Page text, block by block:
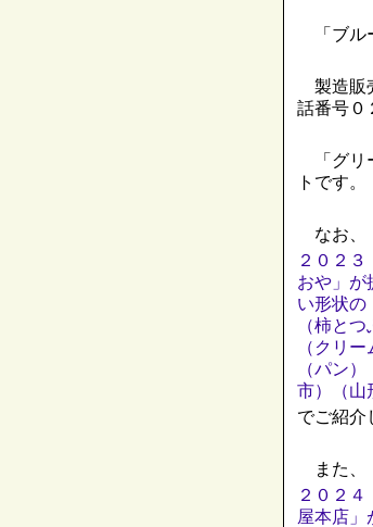
「ブル
製造販
話番号０
「グリ
トです。
なお、
２０２
おや」が
い形状の
（柿と
（クリ
（パン
市）（山
でご紹介
また、
２０２
屋本店」